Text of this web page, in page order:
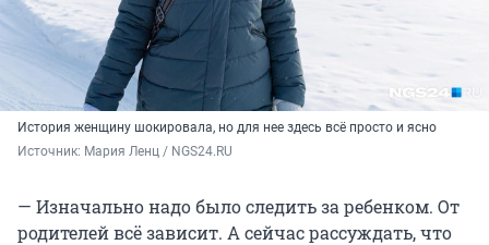
История женщину шокировала, но для нее здесь всё просто и ясно
Источник: Мария Ленц / NGS24.RU
— Изначально надо было следить за ребенком. От
родителей всё зависит. А сейчас рассуждать, что